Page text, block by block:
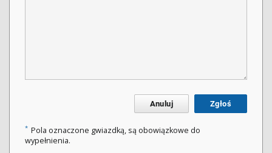
Anuluj Zgłoś
* Pola oznaczone gwiazdką, są obowiązkowe do
wypełnienia.